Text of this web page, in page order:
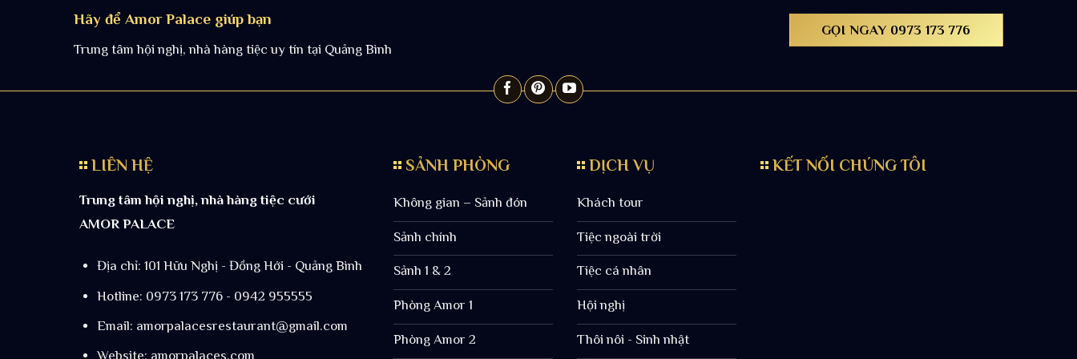
Hãy để Amor Palace giúp bạn
Trung tâm hội nghị, nhà hàng tiệc uy tín tại Quảng Bình
GỌI NGAY 0973 173 776
LIÊN HỆ
Trung tâm hội nghị, nhà hàng tiệc cưới
AMOR PALACE
Địa chỉ: 101 Hữu Nghị - Đồng Hới - Quảng Bình
Hotline: 0973 173 776 - 0942 955555
Email: amorpalacesrestaurant@gmail.com
Website: amorpalaces.com
SẢNH PHÒNG
Không gian – Sảnh đón
Sảnh chính
Sảnh 1 & 2
Phòng Amor 1
Phòng Amor 2
DỊCH VỤ
Khách tour
Tiệc ngoài trời
Tiệc cá nhân
Hội nghị
Thôi nôi - Sinh nhật
KẾT NỐI CHÚNG TÔI